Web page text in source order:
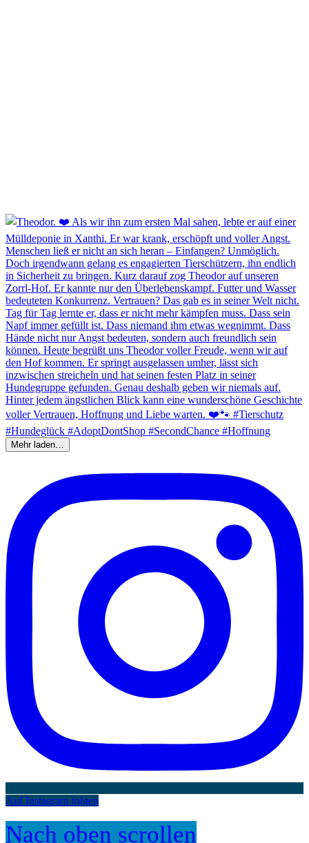
Mehr laden…
Auf Instagram folgen
Nach oben scrollen